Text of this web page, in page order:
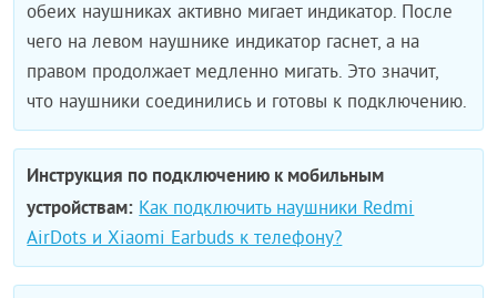
обеих наушниках активно мигает индикатор. После
чего на левом наушнике индикатор гаснет, а на
правом продолжает медленно мигать. Это значит,
что наушники соединились и готовы к подключению.
Инструкция по подключению к мобильным
устройствам: Как подключить наушники Redmi
AirDots и Xiaomi Earbuds к телефону?